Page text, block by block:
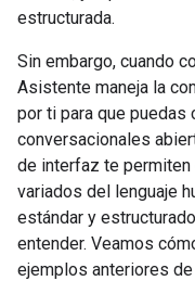
estructurada.
Sin embargo, cuando
Asistente maneja la
por ti para que puedas
conversacionales
de interfaz te
variados del lenguaje
estándar y
entender. Veamos
ejemplos anteriores